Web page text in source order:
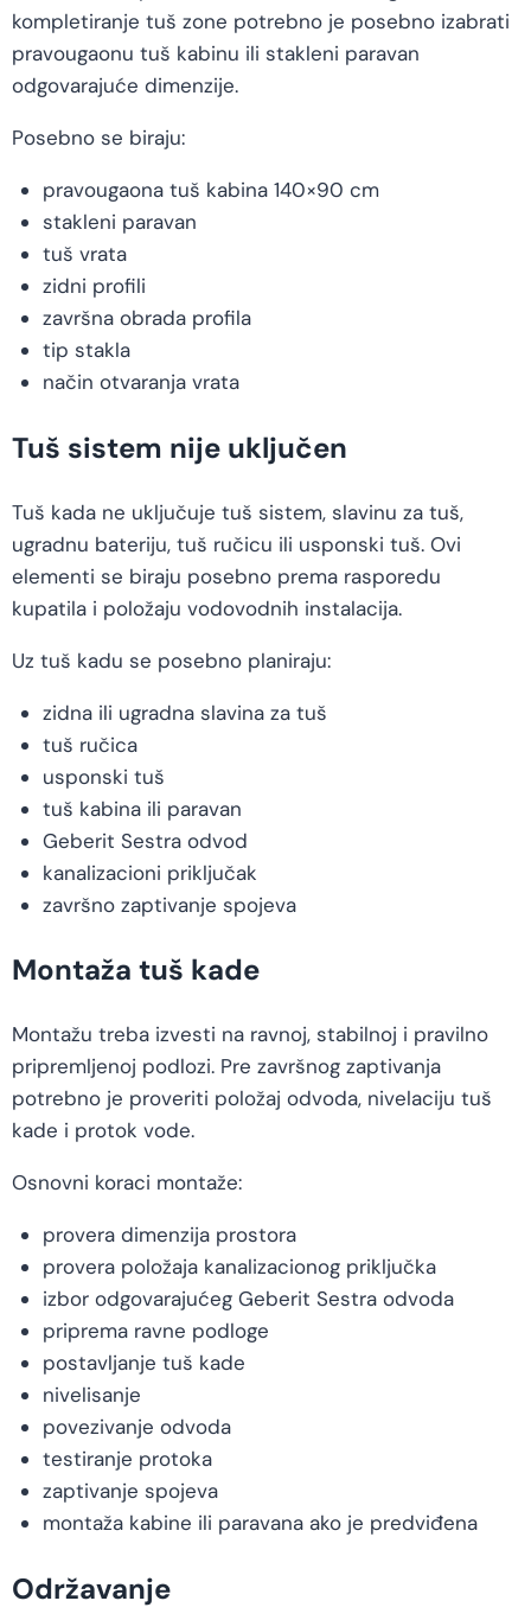
kompletiranje tuš zone potrebno je posebno izabrati
pravougaonu tuš kabinu ili stakleni paravan
odgovarajuće dimenzije.
Posebno se biraju:
pravougaona tuš kabina 140×90 cm
stakleni paravan
tuš vrata
zidni profili
završna obrada profila
tip stakla
način otvaranja vrata
Tuš sistem nije uključen
Tuš kada ne uključuje tuš sistem, slavinu za tuš,
ugradnu bateriju, tuš ručicu ili usponski tuš. Ovi
elementi se biraju posebno prema rasporedu
kupatila i položaju vodovodnih instalacija.
Uz tuš kadu se posebno planiraju:
zidna ili ugradna slavina za tuš
tuš ručica
usponski tuš
tuš kabina ili paravan
Geberit Sestra odvod
kanalizacioni priključak
završno zaptivanje spojeva
Montaža tuš kade
Montažu treba izvesti na ravnoj, stabilnoj i pravilno
pripremljenoj podlozi. Pre završnog zaptivanja
potrebno je proveriti položaj odvoda, nivelaciju tuš
kade i protok vode.
Osnovni koraci montaže:
provera dimenzija prostora
provera položaja kanalizacionog priključka
izbor odgovarajućeg Geberit Sestra odvoda
priprema ravne podloge
postavljanje tuš kade
nivelisanje
povezivanje odvoda
testiranje protoka
zaptivanje spojeva
montaža kabine ili paravana ako je predviđena
Održavanje